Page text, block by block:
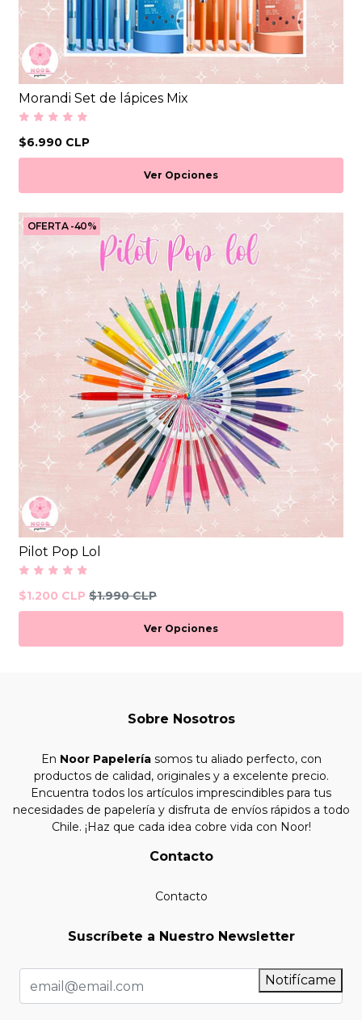
Morandi Set de lápices Mix
$6.990 CLP
Ver Opciones
OFERTA -40%
Pilot Pop Lol
$1.200 CLP $1.990 CLP
Ver Opciones
Sobre Nosotros
En Noor Papeleríasomos tu aliado perfecto, con
productos de calidad, originales y a excelente precio.
Encuentra todos los artículos imprescindibles para tus
necesidades de papelería y disfruta de envíos rápidos a todo
Chile. ¡Haz que cada idea cobre vida con Noor!
Contacto
Contacto
Suscríbete a Nuestro Newsletter
Notifícame